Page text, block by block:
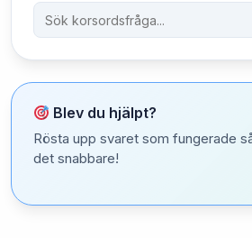
Blev du hjälpt?
Rösta upp svaret som fungerade
det snabbare!